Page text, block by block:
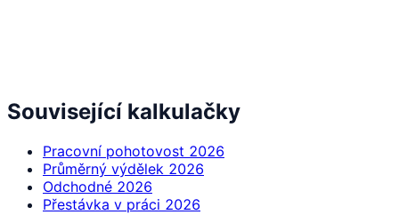
Související kalkulačky
Pracovní pohotovost 2026
Průměrný výdělek 2026
Odchodné 2026
Přestávka v práci 2026